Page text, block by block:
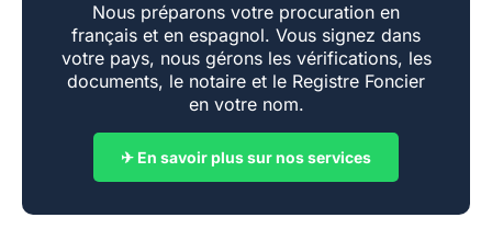
Nous préparons votre procuration en
français et en espagnol. Vous signez dans
votre pays, nous gérons les vérifications, les
documents, le notaire et le Registre Foncier
en votre nom.
✈ En savoir plus sur nos services